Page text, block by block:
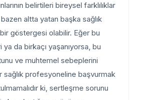
belirtileri bireysel farklılıklar
altta yatan başka sağlık
göstergesi olabilir. Eğer bu
da birkaçı yaşanıyorsa, bu
ve muhtemel sebeplerini
sağlık profesyoneline başvurmak
ki, sertleşme sorunu